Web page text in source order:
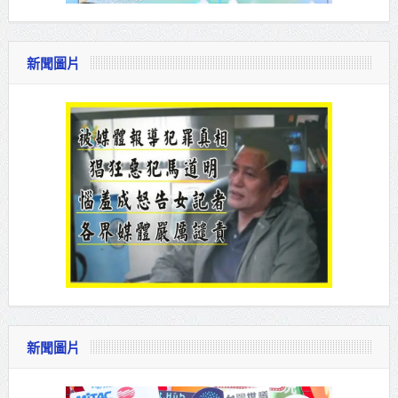
新聞圖片
新聞圖片